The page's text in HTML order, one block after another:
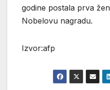
godine postala prva
Nobelovu nagradu.
Izvor:afp